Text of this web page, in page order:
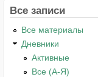
Все записи
Все материалы
Дневники
Активные
Все (А-Я)